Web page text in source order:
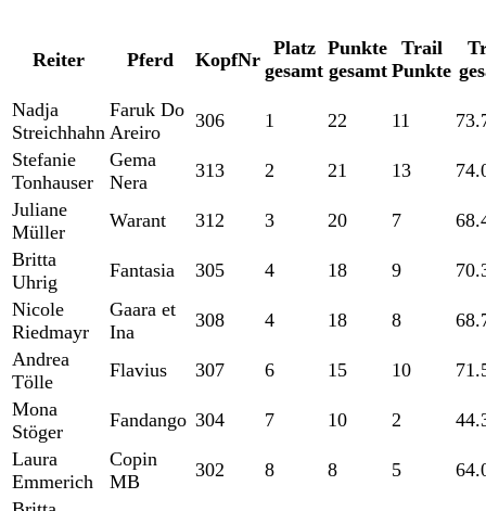
Reiter Pferd KopfNr
Platz
gesamt
Punkte
gesamt
Trail
Punkte
Nadja
Streichhahn
Faruk Do
Areiro
306 1 22 11
Stefanie
Tonhauser
Gema
Nera
313 2 21 13
Juliane
Müller
Warant 312 3 20 7
Britta
Uhrig
Fantasia 305 4 18 9
Nicole
Riedmayr
Gaara et
Ina
308 4 18 8
Andrea
Tölle
Flavius 307 6 15 10
Mona
Stöger
Fandango 304 7 10 2
Laura
Emmerich
Copin
MB
302 8 8 5